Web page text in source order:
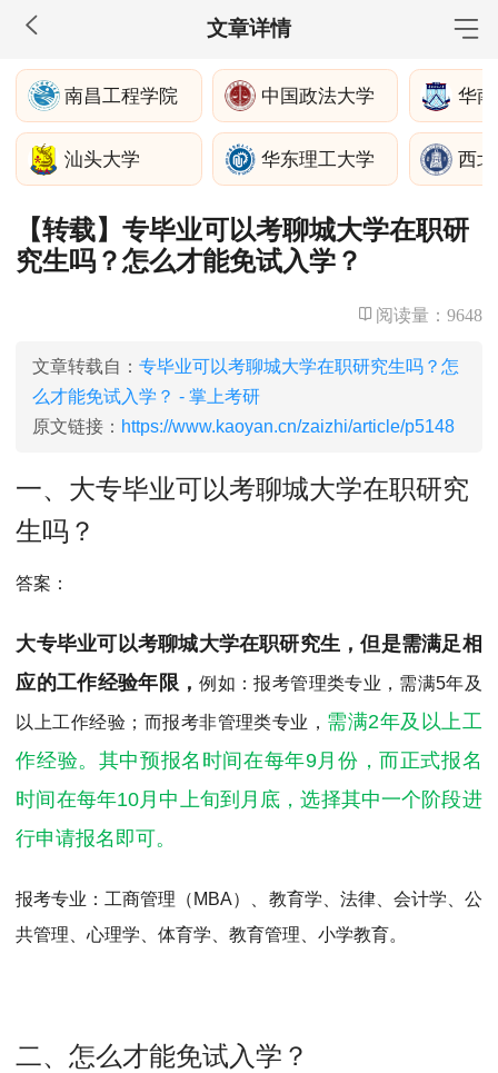
文章详情
MBA工商管理
院校库 考试报名 招生政策 学制学费
报名流程
考试真题
报考经验 招生简章
MEM工程管理
院校库 考试报名 招生政策 学制学费
MPA公共管理
院校库 考试报名 招生政策
MPAcc会计专硕
院校库
考试真题
MTA旅游管理
院校库 考试报名 招生政策 学制学费
报名流程
考试真题
报考经验 招生简章
南昌工程学院 中国政法大学 华
汕头大学 华东理工大学 西
【转载】专毕业可以考聊城大学在职研
究生吗？怎么才能免试入学？
阅读量： 9648
文章转载自： 专毕业可以考聊城大学在职研究生吗？怎
么才能免试入学？ - 掌上考研
原文链接： https://www.kaoyan.cn/zaizhi/article/p5148
一、大专毕业可以考聊城大学在职研究
生吗？
答案：
大专毕业可以考聊城大学在职研究生，但是需满足相
应的工作经验年限，例如：报考管理类专业，需满5年及
以上工作经验；而报考非管理类专业， 需满2年及以上工
作经验。其中预报名时间在每年9月份，而正式报名
时间在每年10月中上旬到月底，选择其中一个阶段进
行申请报名即可。
报考专业： 工商管理（MBA）、教育学、法律、会计学、公
共管理、心理学、体育学、教育管理、小学教育。
二、怎么才能免试入学？